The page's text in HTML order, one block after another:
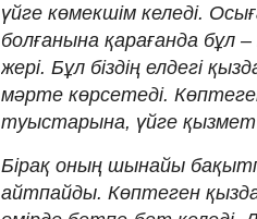
үйге көмекшім келеді.
болғанына қарағанда бұл
жері. Бұл біздің елдегі
мәрте көрсетеді.
туыстарына, үйге қызмет
Бірақ оның шынайы
айтпайды. Көптеген